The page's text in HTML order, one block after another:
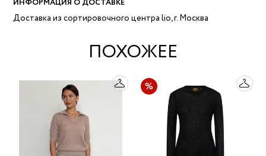
ИНФОРМАЦИЯ О ДОСТАВКЕ
Доставка из сортировочного центра lio, г. Москва
ПОХОЖЕЕ